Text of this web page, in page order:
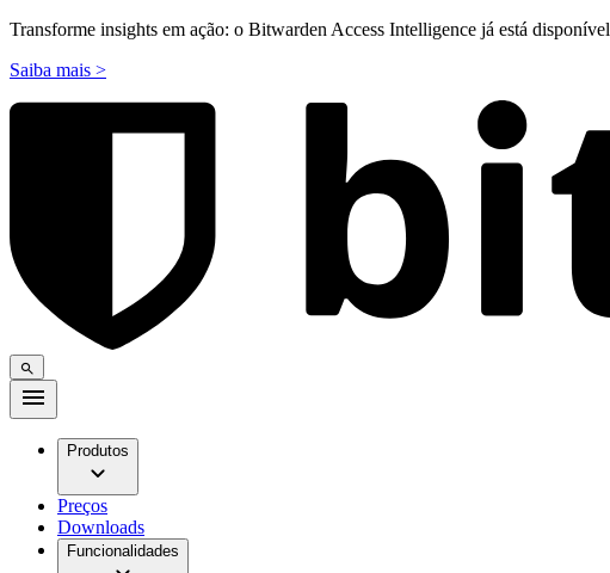
Transforme insights em ação: o Bitwarden Access Intelligence já está disponível
Saiba mais >
Produtos
Preços
Downloads
Funcionalidades